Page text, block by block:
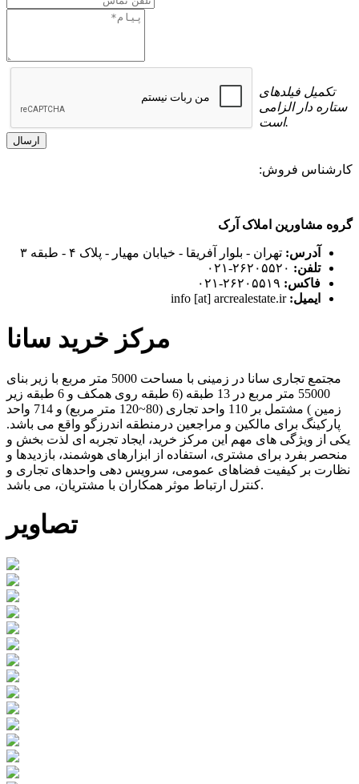
تکمیل فیلدهای
ستاره دار الزامی
است.
کارشناس فروش:
گروه مشاورین املاک آرک
آدرس: تهران - بلوار آفریقا - خیابان مهیار - پلاک ۴ - طبقه ۳
تلفن:
فاکس:
ایمیل: info [at] arcrealestate.ir
مرکز خرید سانا
مجتمع تجاری سانا در زمینی با مساحت 5000 متر مربع با زیر بنای
55000 متر مربع در 13 طبقه (6 طبقه روی همکف و 6 طبقه زیر
زمین ) مشتمل بر 110 واحد تجاری (80~120 متر مربع) و 714 واحد
پارکینگ برای مالکین و مراجعین درمنطقه اندرزگو واقع می باشد.
یکی از ویژگی های مهم این مرکز خرید، ایجاد تجربه ­ای لذت­ بخش و
منحصر بفرد برای مشتری، استفاده از ابزارهای هوشمند، بازدیدها و
نظارت بر کیفیت فضاهای عمومی، سرویس­ دهی واحدهای تجاری و
کنترل ارتباط موثر همکاران با مشتریان، می باشد.
تصاویر